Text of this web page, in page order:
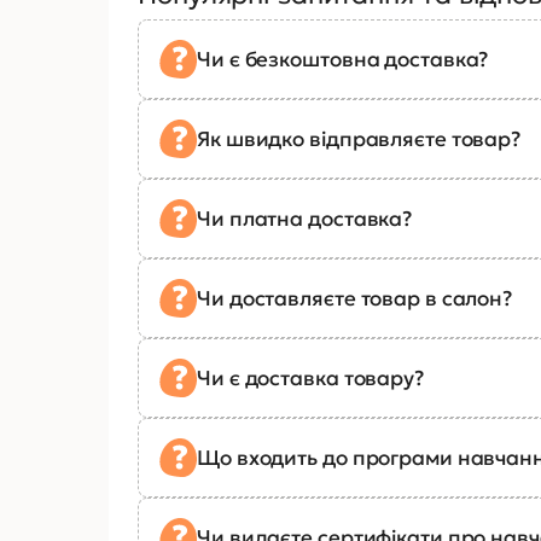
Чи є безкоштовна доставка?
Як швидко відправляєте товар?
Чи платна доставка?
Чи доставляєте товар в салон?
Чи є доставка товару?
Що входить до програми